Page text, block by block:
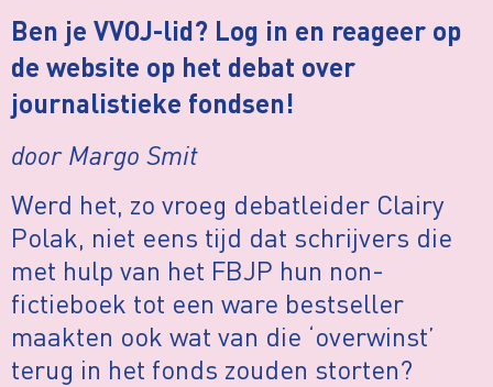
Ben je VVOJ-lid? Log in en reageer op
de website op het debat over
journalistieke fondsen!
door Margo Smit
Werd het, zo vroeg debatleider Clairy
Polak, niet eens tijd dat schrijvers die
met hulp van het FBJP hun non-
fictieboek tot een ware bestseller
maakten ook wat van die ‘overwinst’
terug in het fonds zouden storten?